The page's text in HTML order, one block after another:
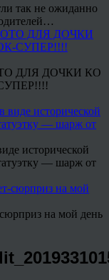
так не ожиданно
ДЛЯ ДОЧКИ КО
исторической
— шарж от
на мой день